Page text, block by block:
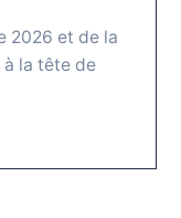
2026 et de la
la tête de